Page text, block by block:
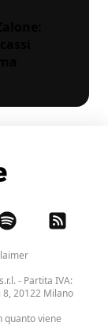
- Partita IVA:
8, 20122 Milano
quanto viene